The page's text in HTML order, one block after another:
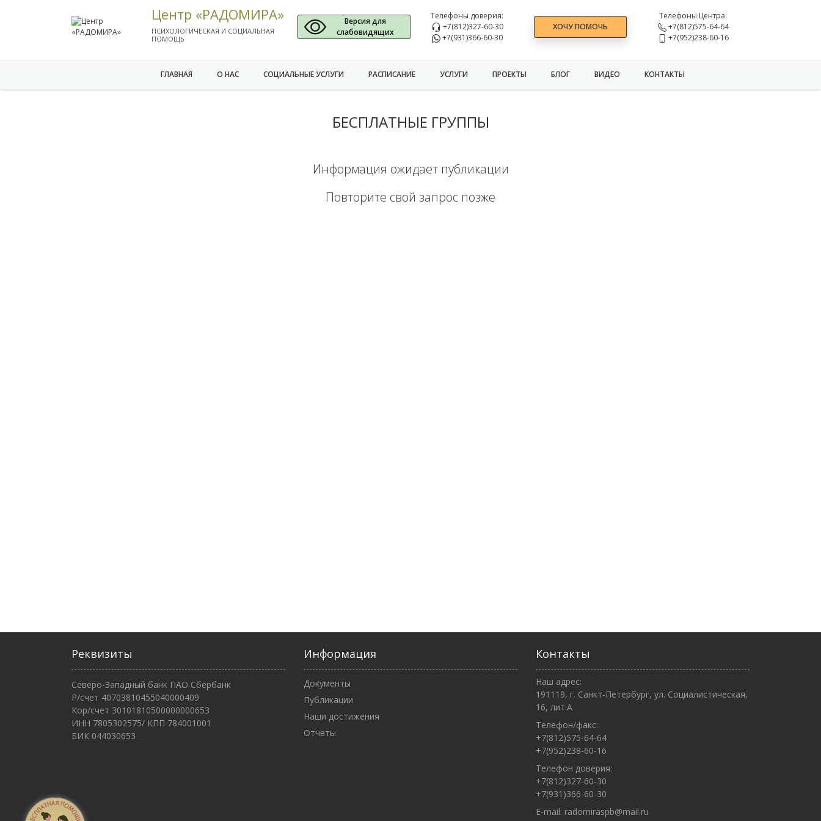
Центр «РАДОМИРА»
ПСИХОЛОГИЧЕСКАЯ И СОЦИАЛЬНАЯ
ПОМОЩЬ
Версия для
слабовидящих
Телефоны доверия:
+7(812)327-60-30
+7(931)366-60-30
ХОЧУ ПОМОЧЬ
Телефоны Центра:
+7(812)575-64-64
+7(952)238-60-16
ГЛАВНАЯ О НАС СОЦИАЛЬНЫЕ УСЛУГИ РАСПИСАНИЕ УСЛУГИ ПРОЕКТЫ БЛОГ ВИДЕО КОНТАКТЫ
БЕСПЛАТНЫЕ ГРУППЫ
Информация ожидает публикации
Повторите свой запрос позже
Реквизиты
Северо-Западный банк ПАО Сбербанк
Р/счет 40703810455040000409
Кор/счет 30101810500000000653
ИНН 7805302575/ КПП 784001001
БИК 044030653
Информация
Документы
Публикации
Наши достижения
Отчеты
Контакты
Наш адрес:
191119, г. Санкт-Петербург, ул. Социалистическая,
16, лит.А
Телефон/факс:
+7(812)575-64-64
+7(952)238-60-16
Телефон доверия:
+7(812)327-60-30
+7(931)366-60-30
E-mail: radomiraspb@mail.ru